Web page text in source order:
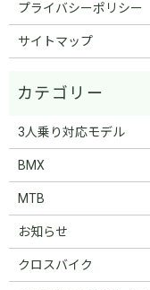
プライバシーポリシー
サイトマップ
3人乗り対応モデル
BMX
MTB
お知らせ
クロスバイク